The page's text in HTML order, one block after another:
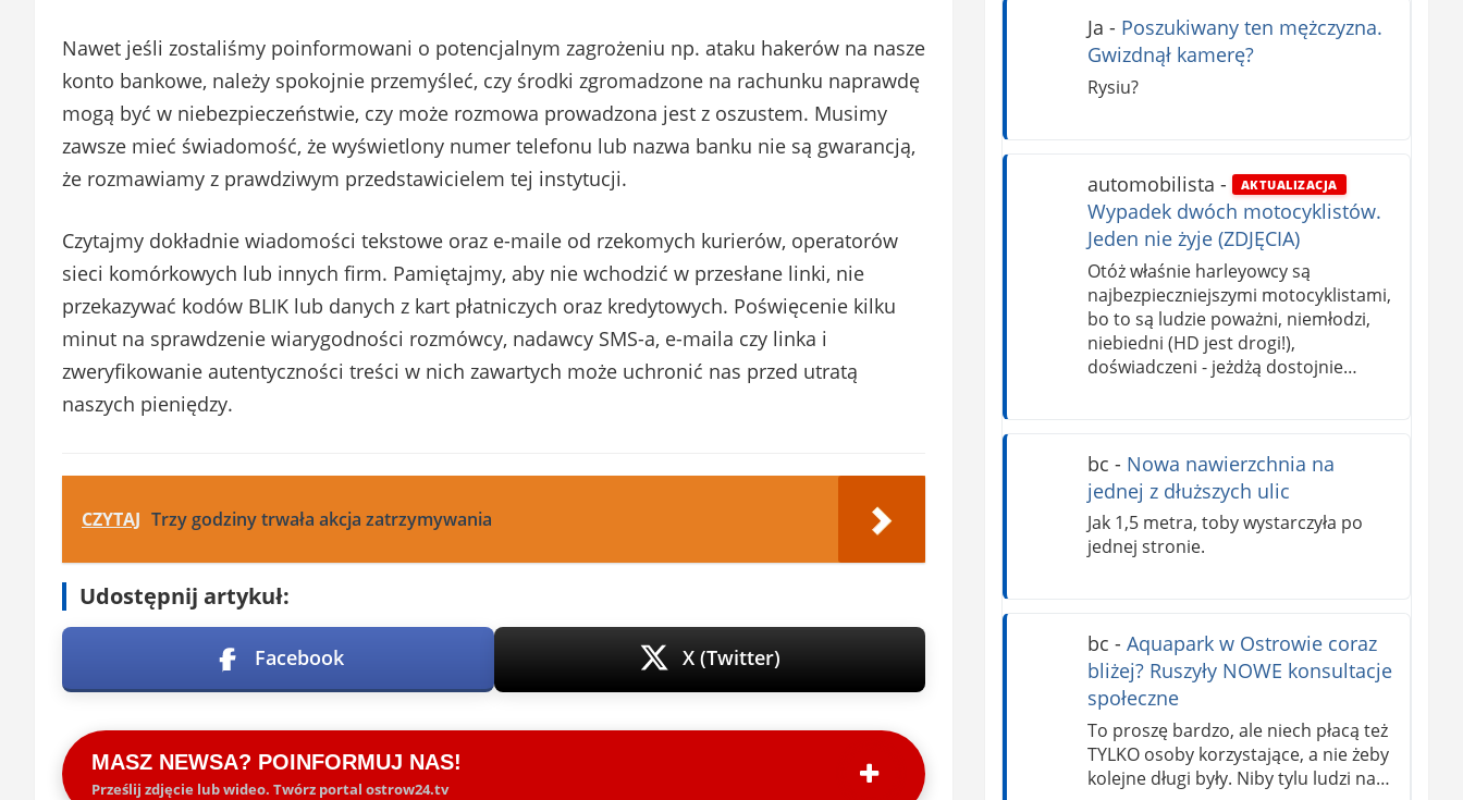
Nawet jeśli zostaliśmy poinformowani o potencjalnym zagrożeniu np. ataku hakerów na nasze
konto bankowe, należy spokojnie przemyśleć, czy środki zgromadzone na rachunku naprawdę
mogą być w niebezpieczeństwie, czy może rozmowa prowadzona jest z oszustem. Musimy
zawsze mieć świadomość, że wyświetlony numer telefonu lub nazwa banku nie są gwarancją,
że rozmawiamy z prawdziwym przedstawicielem tej instytucji.
Czytajmy dokładnie wiadomości tekstowe oraz e-maile od rzekomych kurierów, operatorów
sieci komórkowych lub innych firm. Pamiętajmy, aby nie wchodzić w przesłane linki, nie
przekazywać kodów BLIK lub danych z kart płatniczych oraz kredytowych. Poświęcenie kilku
minut na sprawdzenie wiarygodności rozmówcy, nadawcy SMS-a, e-maila czy linka i
zweryfikowanie autentyczności treści w nich zawartych może uchronić nas przed utratą
naszych pieniędzy.
CZYTAJ Trzy godziny trwała akcja zatrzymywania
Udostępnij artykuł:
Facebook X (Twitter)
MASZ NEWSA? POINFORMUJ NAS!
Prześlij zdjęcie lub wideo. Twórz portal ostrow24.tv
Ja - Poszukiwany ten mężczyzna.
Gwizdnął kamerę?
Rysiu?
automobilista - AKTUALIZACJA
Wypadek dwóch motocyklistów.
Jeden nie żyje (ZDJĘCIA)
Otóż właśnie harleyowcy są
najbezpieczniejszymi motocyklistami,
bo to są ludzie poważni, niemłodzi,
niebiedni (HD jest drogi!),
doświadczeni - jeżdżą dostojnie…
bc - Nowa nawierzchnia na
jednej z dłuższych ulic
Jak 1,5 metra, toby wystarczyła po
jednej stronie.
bc - Aquapark w Ostrowie coraz
bliżej? Ruszyły NOWE konsultacje
społeczne
To proszę bardzo, ale niech płacą też
TYLKO osoby korzystające, a nie żeby
kolejne długi były. Niby tylu ludzi na…